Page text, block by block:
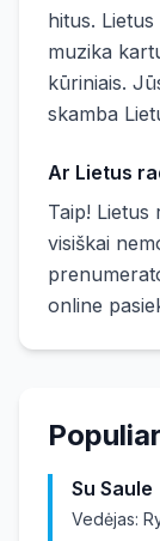
hitus.
muzika
kūriniais.
skamba
Ar Lietus
Taip! Lietus
visiškai
online
Su Saule
Vedėjas: